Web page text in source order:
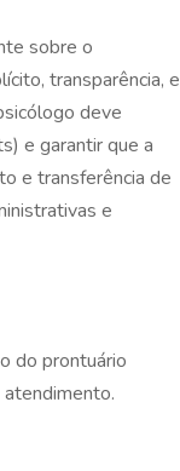
sobre o
transparência, e
deve
e garantir que a
e transferência de
e
do prontuário